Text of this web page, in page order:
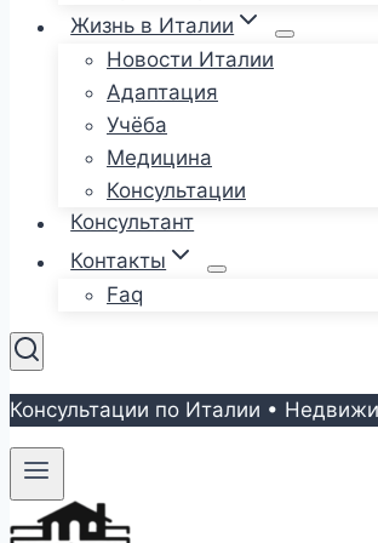
Жизнь в Италии
Новости Италии
Адаптация
Учёба
Медицина
Консультации
Консультант
Контакты
Faq
Консультации по Италии •